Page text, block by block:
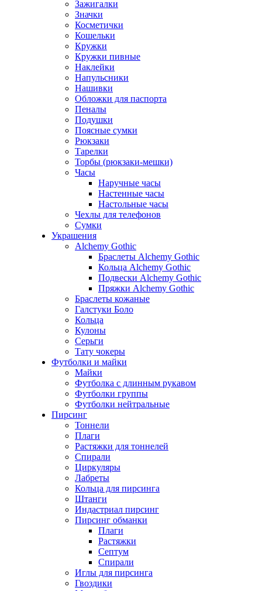
Зажигалки
Значки
Косметички
Кошельки
Кружки
Кружки пивные
Наклейки
Напульсники
Нашивки
Обложки для паспорта
Пеналы
Подушки
Поясные сумки
Рюкзаки
Тарелки
Торбы (рюкзаки-мешки)
Часы
Наручные часы
Настенные часы
Настольные часы
Чехлы для телефонов
Сумки
Украшения
Alchemy Gothic
Браслеты Alchemy Gothic
Кольца Alchemy Gothic
Подвески Alchemy Gothic
Пряжки Alchemy Gothic
Браслеты кожаные
Галстуки Боло
Кольца
Кулоны
Серьги
Тату чокеры
Футболки и майки
Майки
Футболка с длинным рукавом
Футболки группы
Футболки нейтральные
Пирсинг
Тоннели
Плаги
Растяжки для тоннелей
Спирали
Циркуляры
Лабреты
Кольца для пирсинга
Штанги
Индастриал пирсинг
Пирсинг обманки
Плаги
Растяжки
Септум
Спирали
Иглы для пирсинга
Гвоздики